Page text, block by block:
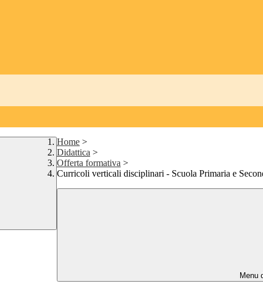
Home >
Didattica >
Offerta formativa >
Curricoli verticali disciplinari - Scuola Primaria e
Menu